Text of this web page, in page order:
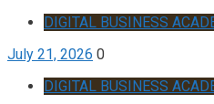
DIGITAL BUSINESS
July 21, 2026 0
DIGITAL BUSINESS